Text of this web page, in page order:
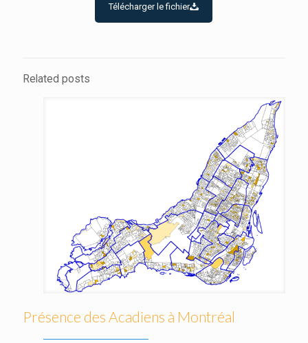
Télécharger le fichier
Related posts
Présence des Acadiens à Montréal